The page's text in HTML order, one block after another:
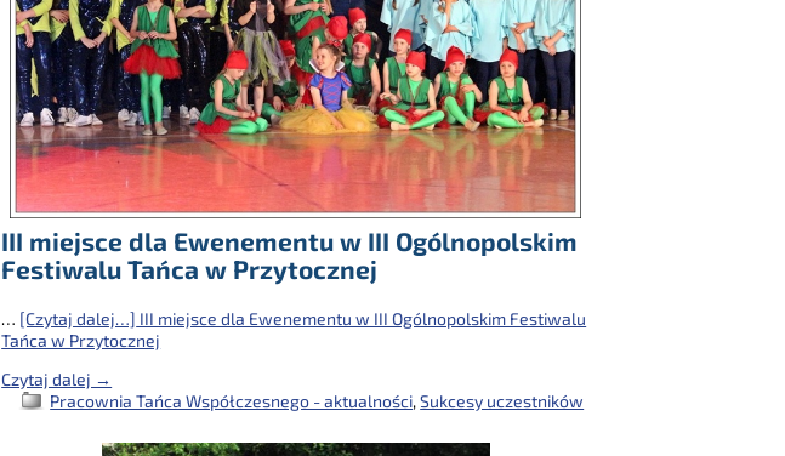
III miejsce dla Ewenementu w III Ogólnopolskim
Festiwalu Tańca w Przytocznej
… [Czytaj dalej…] III miejsce dla Ewenementu w III Ogólnopolskim Festiwalu
Tańca w Przytocznej
Czytaj dalej →
Pracownia Tańca Współczesnego - aktualności,Sukcesy uczestników